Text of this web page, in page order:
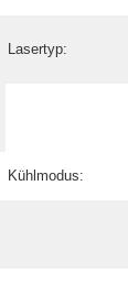
Lasertyp:
Kühlmodus: